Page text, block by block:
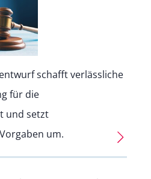
schafft verlässliche
für die
und setzt
um.